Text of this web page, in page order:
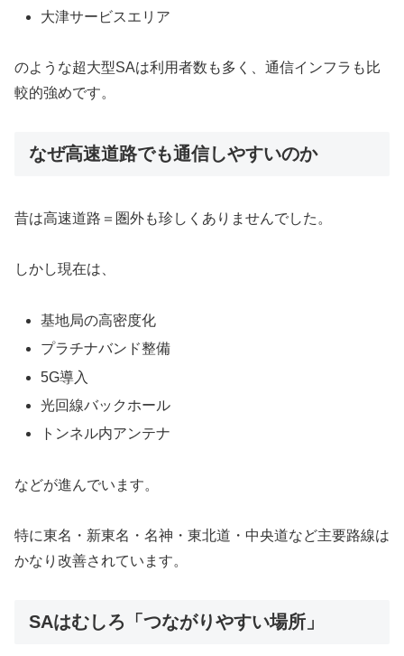
大津サービスエリア
のような超大型SAは利用者数も多く、通信インフラも比
較的強めです。
なぜ高速道路でも通信しやすいのか
昔は高速道路＝圏外も珍しくありませんでした。
しかし現在は、
基地局の高密度化
プラチナバンド整備
5G導入
光回線バックホール
トンネル内アンテナ
などが進んでいます。
特に東名・新東名・名神・東北道・中央道など主要路線は
かなり改善されています。
SAはむしろ「つながりやすい場所」